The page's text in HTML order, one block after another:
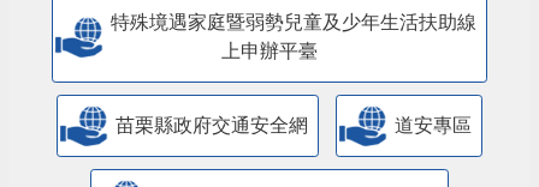
特殊境遇家庭暨弱勢兒童及少年生活扶助線
上申辦平臺
苗栗縣政府交通安全網 道安專區